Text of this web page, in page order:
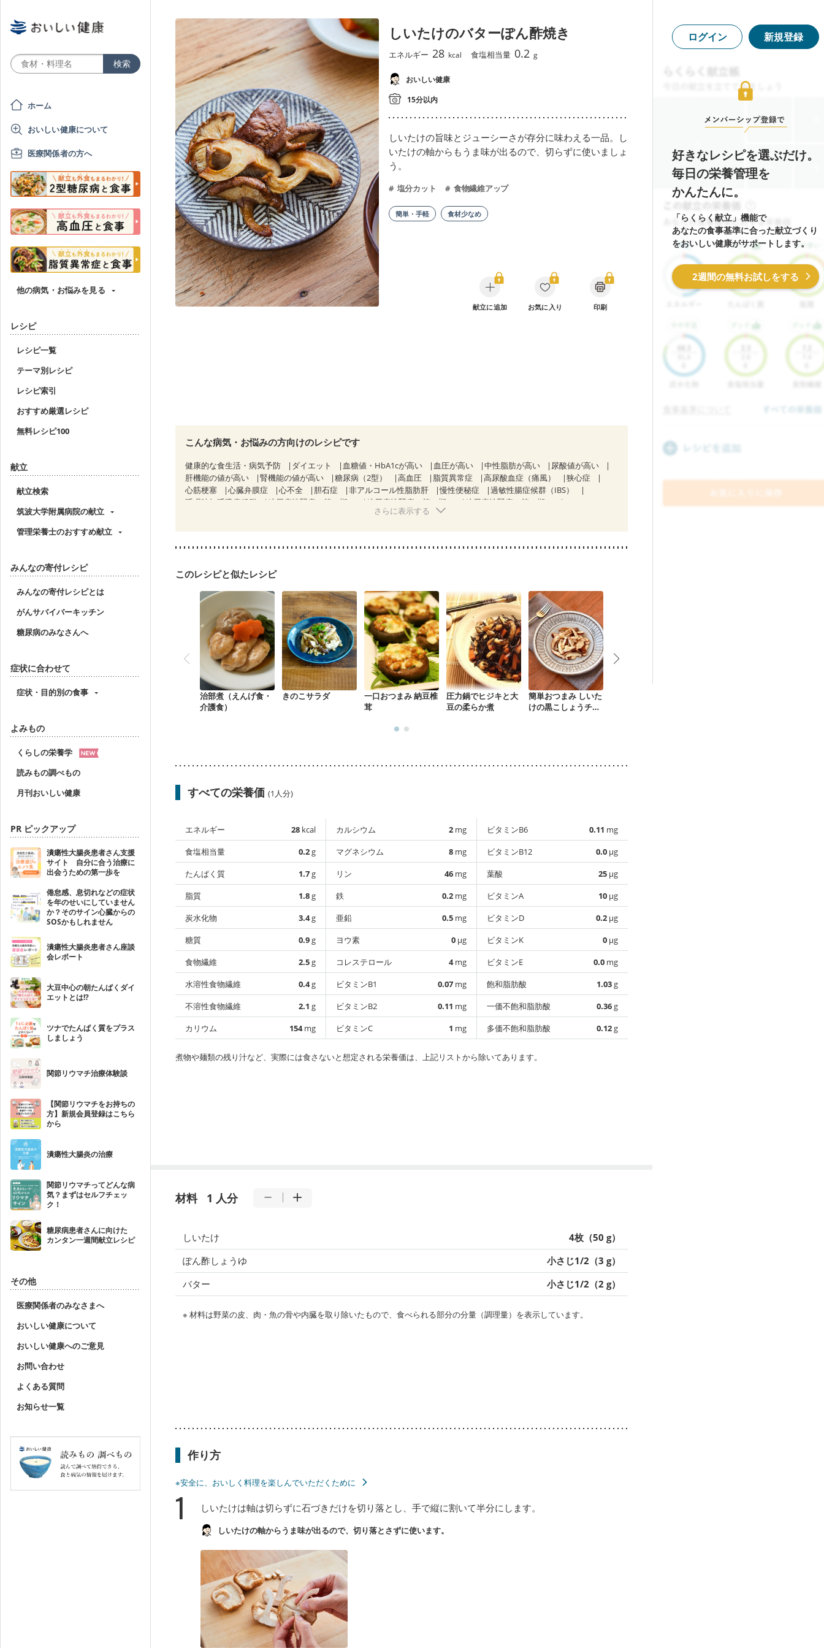
ホーム
おいしい健康について
医療関係者の方へ
他の病気・お悩みを見る
レシピ
レシピ一覧
テーマ別レシピ
レシピ索引
おすすめ厳選レシピ
無料レシピ100
献立
献立検索
筑波大学附属病院の献立
管理栄養士のおすすめ献立
みんなの寄付レシピ
みんなの寄付レシピとは
がんサバイバーキッチン
糖尿病のみなさんへ
症状に合わせて
症状・目的別の食事
よみもの
くらしの栄養学
読みもの調べもの
月刊おいしい健康
PR ピックアップ
潰瘍性大腸炎患者さん支援
サイト 自分に合う治療に
出会うための第一歩を
倦怠感、息切れなどの症状
を年のせいにしていません
か？そのサイン心臓からの
SOSかもしれません
潰瘍性大腸炎患者さん座談
会レポート
大豆中心の朝たんぱくダイ
エットとは!?
ツナでたんぱく質をプラス
しましょう
関節リウマチ治療体験談
【関節リウマチをお持ちの
方】新規会員登録はこちら
から
潰瘍性大腸炎の治療
関節リウマチってどんな病
気？まずはセルフチェッ
ク！
糖尿病患者さんに向けた
カンタン一週間献立レシピ
その他
医療関係者のみなさまへ
おいしい健康について
おいしい健康へのご意見
お問い合わせ
よくある質問
お知らせ一覧
しいたけのバターぽん酢焼き
エネルギー 28 kcal 食塩相当量 0.2 g
おいしい健康
15分以内
しいたけの旨味とジューシーさが存分に味わえる一品。し
いたけの軸からもうま味が出るので、切らずに使いましょ
う。
塩分カット 食物繊維アップ
簡単・手軽 食材少なめ
献立に追加 お気に入り 印刷
こんな病気・お悩みの方向けのレシピです
健康的な食生活・病気予防 ダイエット 血糖値・HbA1cが高い 血圧が高い 中性脂肪が高い
尿酸値が高い
肝機能の値が高い
腎機能の値が高い 糖尿病（2型） 高血圧 脂質異常症 高尿酸血症（痛風）
狭心症
心筋梗塞
心臓弁膜症 心不全 胆石症 非アルコール性脂肪肝 慢性便秘症
過敏性腸症候群（IBS）
睡眠時無呼吸症候群
糖尿病性腎症（第１期） 糖尿病性腎症（第２期）
糖尿病性腎症（第３期）
CKD（ステージ３a） CKD（ステージ３b）
妊婦健診・体重増加が気になる（初期）
妊婦健診・血圧が気になる（初期）
産後（ミルク）
骨折
さらに表示する
このレシピと似たレシピ
治部煮（えんげ食・
介護食）
きのこサラダ
一口おつまみ 納豆椎
茸
圧力鍋でヒジキと大
豆の柔らか煮
簡単おつまみ しいた
けの黒こしょうチー
すべての栄養価 (1人分)
エネルギー 28 kcal
食塩相当量
0.2g
たんぱく質
1.7g
脂質
1.8g
炭水化物
3.4g
糖質
0.9g
食物繊維
2.5g
水溶性食物繊維
0.4g
不溶性食物繊維
2.1 g
カリウム
154mg
カルシウム 2 mg
マグネシウム
8 mg
リン
46 mg
鉄
0.2 mg
亜鉛
0.5 mg
ヨウ素
0 µg
コレステロール
4mg
ビタミンB1
0.07 mg
ビタミンB2
0.11 mg
ビタミンC
1 mg
ビタミンB6 0.11 mg
ビタミンB12
0.0 µg
葉酸
25 µg
ビタミンA
10 µg
ビタミンD
0.2 µg
ビタミンK
0 µg
ビタミンE
0.0 mg
飽和脂肪酸
1.03g
一価不飽和脂肪酸
0.36g
多価不飽和脂肪酸
0.12g
煮物や麺類の残り汁など、実際には食さないと想定される栄養価は、上記リストから除いてあります。
材料 1 人分
しいたけ
4枚（50 g）
ぽん酢しょうゆ
小さじ1/2（3 g）
バター
小さじ1/2（2 g）
※ 材料は野菜の皮、肉・魚の骨や内臓を取り除いたもので、食べられる部分の分量（調理量）を表示しています。
作り方
※安全に、おいしく料理を楽しんでいただくために
1 しいたけは軸は切らずに石づきだけを切り落とし、手で縦に割いて半分にします。
しいたけの軸からうま味が出るので、切り落とさずに使います。
ログイン 新規登録
好きなレシピを選ぶだけ。
毎日の栄養管理を
かんたんに。
「らくらく献立」機能で
あなたの食事基準に合った献立づくり
をおいしい健康がサポートします。
2週間の無料お試しをする